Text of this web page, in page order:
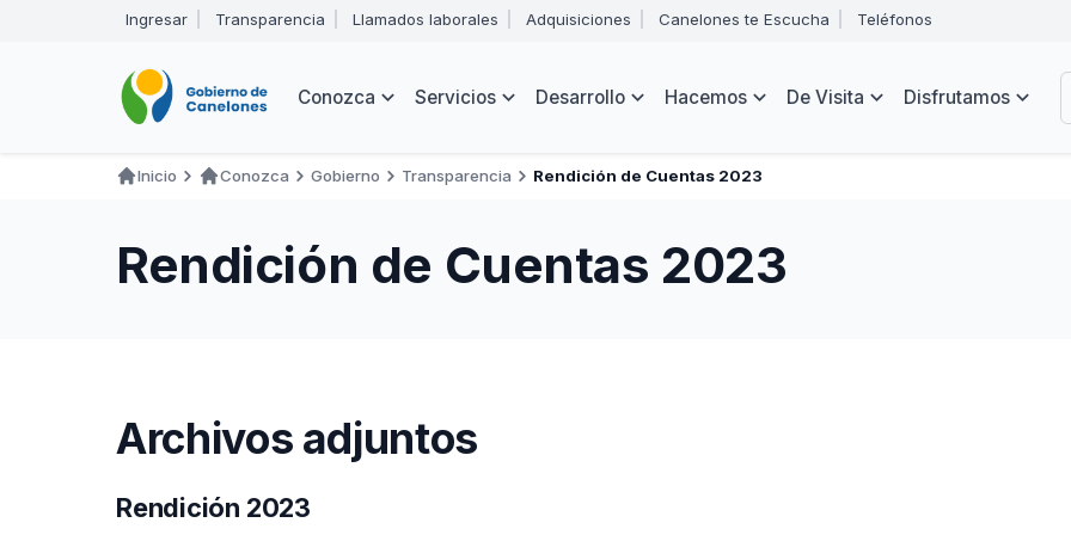
de
Abrir
menú
navegación
Ingresar Transparencia Llamados laborales Adquisiciones Canelones te Escucha Teléfonos
Navegación
Conozca Servicios Desarrollo Hacemos De Visita Disfrutamos
navegación
Inicio Conozca Gobierno Transparencia Rendición de Cuentas 2023
Rendición de Cuentas 2023
Archivos adjuntos
Rendición 2023